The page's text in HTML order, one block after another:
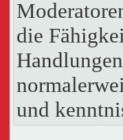
die
und